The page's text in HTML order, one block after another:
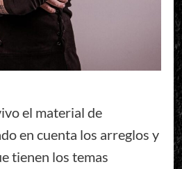
el material de
en cuenta los arreglos y
tienen los temas